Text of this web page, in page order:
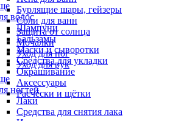
Бурлящие шары, гейзеры
Соли для ванн
Защита от солнца
Мочалки
Уход для ног
Уход для рук
волос
Шампуни
Бальзамы
Маски и сыворотки
Средства для укладки
Окрашивание
Аксессуары
Расчёски и щётки
ногтей
Лаки
Средства для снятия лака